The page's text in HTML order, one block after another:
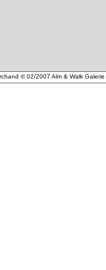
© 02/2007 Alm & Walk Galerie